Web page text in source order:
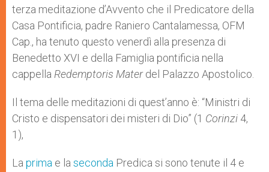
terza meditazione d’Avvento che il Predicatore della
Casa Pontificia, padre Raniero Cantalamessa, OFM
Cap., ha tenuto questo venerdì alla presenza di
Benedetto XVI e della Famiglia pontificia nella
cappella Redemptoris Materdel Palazzo Apostolico.
Il tema delle meditazioni di quest’anno è: “Ministri di
Cristo e dispensatori dei misteri di Dio” (1 Corinzi 4,
1),
La prima e la seconda Predica si sono tenute il 4 e